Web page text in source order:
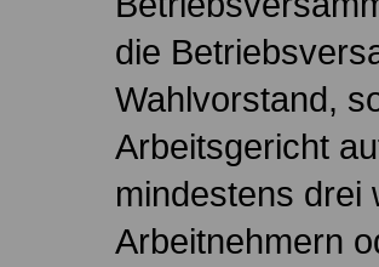
die
Wahlvorstand,
Arbeitsgericht
mindestens drei
Arbeitnehmern